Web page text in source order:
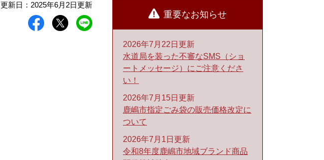
更新日：2025年6月2日更新
重要なお知らせ
2026年7月22日更新
水道局を装った不審なSMS（ショ
ートメッセージ）にご注意くださ
い！
2026年7月15日更新
鹿嶋市指定ごみ袋の販売価格改定に
ついて
2026年7月1日更新
令和8年度鹿嶋市地域ブランド商品